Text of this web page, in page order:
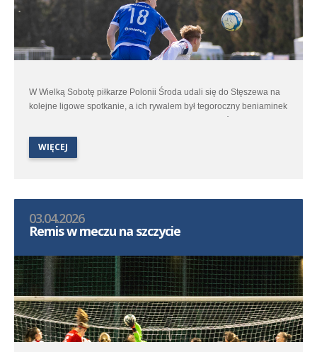
W Wielką Sobotę piłkarze Polonii Środa udali się do Stęszewa na
kolejne ligowe spotkanie, a ich rywalem był tegoroczny beniaminek
– miejscowe Lipno. Jesienne spotkanie obu zespołów dostarczyło
się i tym razem.
WIĘCEJ
03.04.2026
Remis w meczu na szczycie